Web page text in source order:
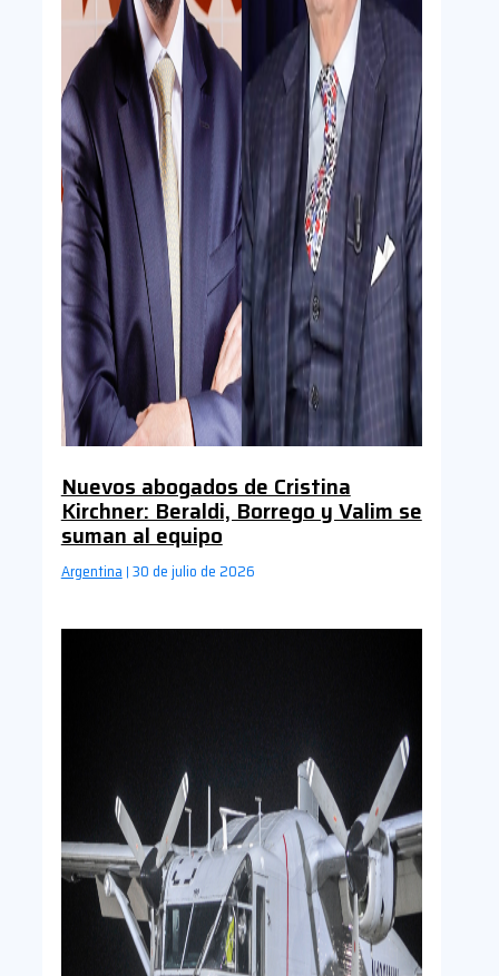
Nuevos abogados de Cristina
Kirchner: Beraldi, Borrego y Valim se
suman al equipo
Argentina | 30 de julio de 2026